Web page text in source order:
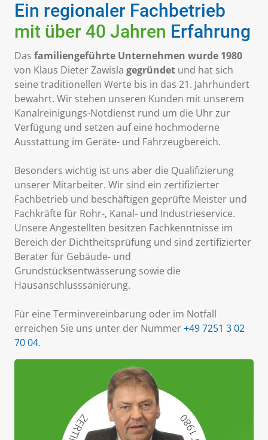
Ein regionaler Fachbetrieb
mit über 40 Jahren Erfahrung
Das familiengeführte Unternehmen wurde 1980
von Klaus Dieter Zawisla gegründet und hat sich
seine traditionellen Werte bis in das 21. Jahrhundert
bewahrt. Wir stehen unseren Kunden mit unserem
Kanalreinigungs-Notdienst rund um die Uhr zur
Verfügung und setzen auf eine hochmoderne
Ausstattung im Geräte- und Fahrzeugbereich.
Besonders wichtig ist uns aber die Qualifizierung
unserer Mitarbeiter. Wir sind ein zertifizierter
Fachbetrieb und beschäftigen geprüfte Meister und
Fachkräfte für Rohr-, Kanal- und Industrieservice.
Unsere Angestellten besitzen Fachkenntnisse im
Bereich der Dichtheitsprüfung und sind zertifizierter
Berater für Gebäude- und
Grundstücksentwässerung sowie die
Hausanschlusssanierung.
Für eine Terminvereinbarung oder im Notfall
erreichen Sie uns unter der Nummer+49 7251 3 02
70 04.